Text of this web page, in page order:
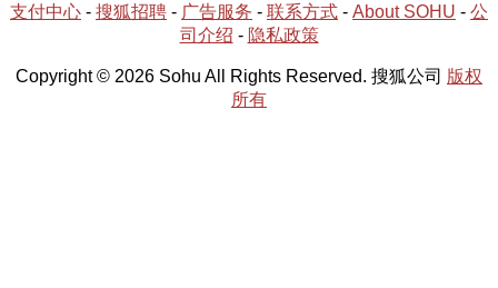
支付中心 - 搜狐招聘 - 广告服务 - 联系方式 - About SOHU - 公
司介绍 - 隐私政策
Copyright © 2026 Sohu All Rights Reserved. 搜狐公司 版权
所有